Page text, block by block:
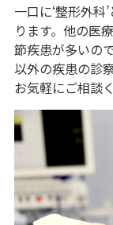
一口に‘整形外科
ります。他の医
節疾患が多いの
以外の疾患の診
お気軽にご相談